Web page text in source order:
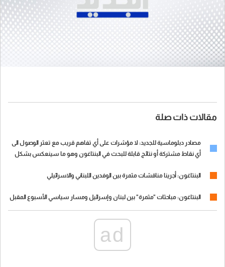
مقالات ذات صلة
مصادر دبلوماسية للجديد: لا مؤشرات على أي تفاهم قريب مع تعثر الوصول الى
أي نقاط مشتركة أو نتائج قابلة للبحث في البنتاغون وهو ما سينعكس بشكل
البنتاغون: أجرينا مناقشات مثمرة بين الوفدين اللبناني والاسرائيلي
البنتاغون: مباحثات "مثمرة" بين لبنان وإسرائيل ومسار سياسي الأسبوع المقبل
ad